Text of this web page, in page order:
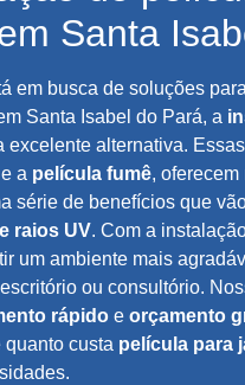
Santa
em busca de soluções
Santa Isabel do Pará, a
excelente alternativa.
e a película fumê,
série de benefícios que
raios UV. Com a
um ambiente mais
ou consultório.
rápido e orçamento
quanto custa película para